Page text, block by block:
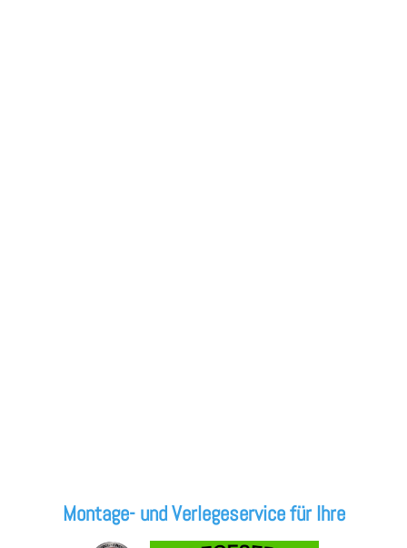
Montage- und Verlegeservice für Ihre